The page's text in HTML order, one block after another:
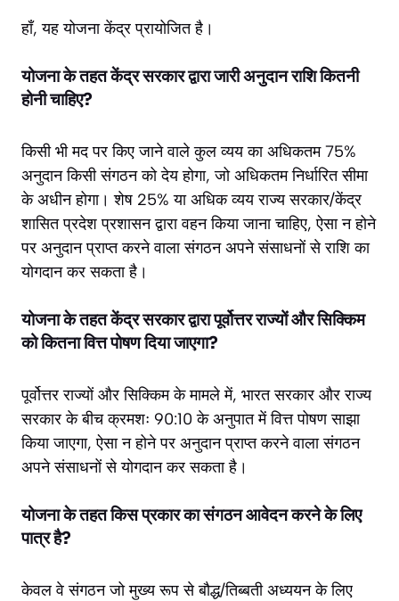
हाँ, यह योजना केंद्र प्रायोजित है।
योजना के तहत केंद्र सरकार द्वारा जारी अनुदान राशि कितनी
होनी चाहिए?
किसी भी मद पर किए जाने वाले कुल व्यय का अधिकतम 75%
अनुदान किसी संगठन को देय होगा, जो अधिकतम निर्धारित सीमा
के अधीन होगा। शेष 25% या अधिक व्यय राज्य सरकार/केंद्र
शासित प्रदेश प्रशासन द्वारा वहन किया जाना चाहिए, ऐसा न होने
पर अनुदान प्राप्त करने वाला संगठन अपने संसाधनों से राशि का
योगदान कर सकता है।
योजना के तहत केंद्र सरकार द्वारा पूर्वोत्तर राज्यों और सिक्किम
को कितना वित्त पोषण दिया जाएगा?
पूर्वोत्तर राज्यों और सिक्किम के मामले में, भारत सरकार और राज्य
सरकार के बीच क्रमशः 90:10 के अनुपात में वित्त पोषण साझा
किया जाएगा, ऐसा न होने पर अनुदान प्राप्त करने वाला संगठन
अपने संसाधनों से योगदान कर सकता है।
योजना के तहत किस प्रकार का संगठन आवेदन करने के लिए
पात्र है?
केवल वे संगठन जो मुख्य रूप से बौद्ध/तिब्बती अध्ययन के लिए